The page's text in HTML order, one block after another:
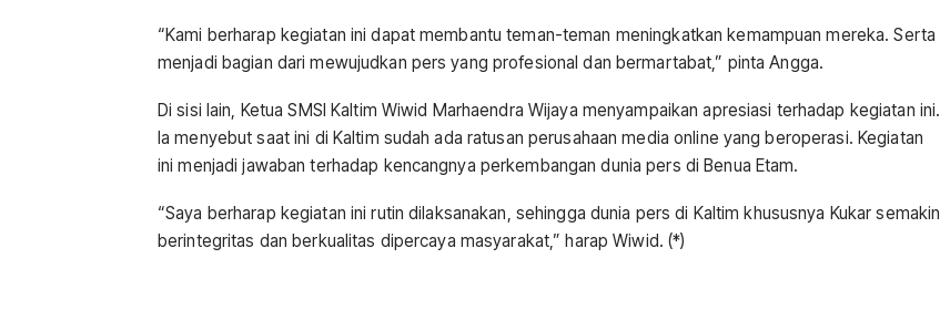
“Kami berharap kegiatan ini dapat membantu teman-teman meningkatkan kemampuan mereka. Serta
menjadi bagian dari mewujudkan pers yang profesional dan bermartabat,” pinta Angga.
Di sisi lain, Ketua SMSI Kaltim Wiwid Marhaendra Wijaya menyampaikan apresiasi terhadap kegiatan ini.
Ia menyebut saat ini di Kaltim sudah ada ratusan perusahaan media online yang beroperasi. Kegiatan
ini menjadi jawaban terhadap kencangnya perkembangan dunia pers di Benua Etam.
“Saya berharap kegiatan ini rutin dilaksanakan, sehingga dunia pers di Kaltim khususnya Kukar semakin
berintegritas dan berkualitas dipercaya masyarakat,” harap Wiwid. (*)